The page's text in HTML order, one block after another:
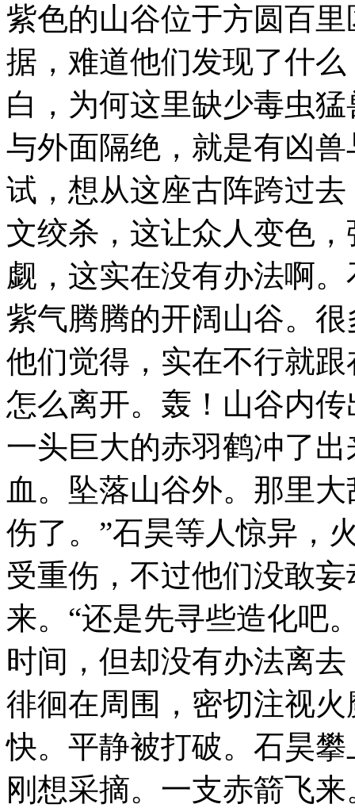
紫色的山谷位于方圆百
据，难道他们发现了什
白，为何这里缺少毒虫
与外面隔绝，就是有凶
试，想从这座古阵跨过
文绞杀，这让众人变色
觑，这实在没有办法啊
紫气腾腾的开阔山谷。
他们觉得，实在不行就
怎么离开。轰！山谷内
一头巨大的赤羽鹤冲了
血。坠落山谷外。那里
伤了。”石昊等人惊异，
受重伤，不过他们没敢
来。“还是先寻些造化吧
时间，但却没有办法离
徘徊在周围，密切注视
快。平静被打破。石昊
刚想采摘。一支赤箭飞